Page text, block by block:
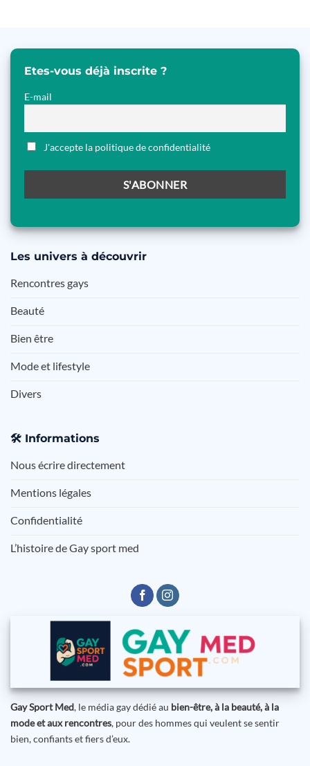
Etes-vous déjà inscrite ?
E-mail
J'accepte la politique de confidentialité
Les univers à découvrir
Rencontres gays
Beauté
Bien être
Mode et lifestyle
Divers
🛠️ Informations
Nous écrire directement
Mentions légales
Confidentialité
L’histoire de Gay sport med
Gay Sport Med, le média gay dédié au bien-être, à la beauté, à la
mode et aux rencontres, pour des hommes qui veulent se sentir
bien, confiants et fiers d’eux.